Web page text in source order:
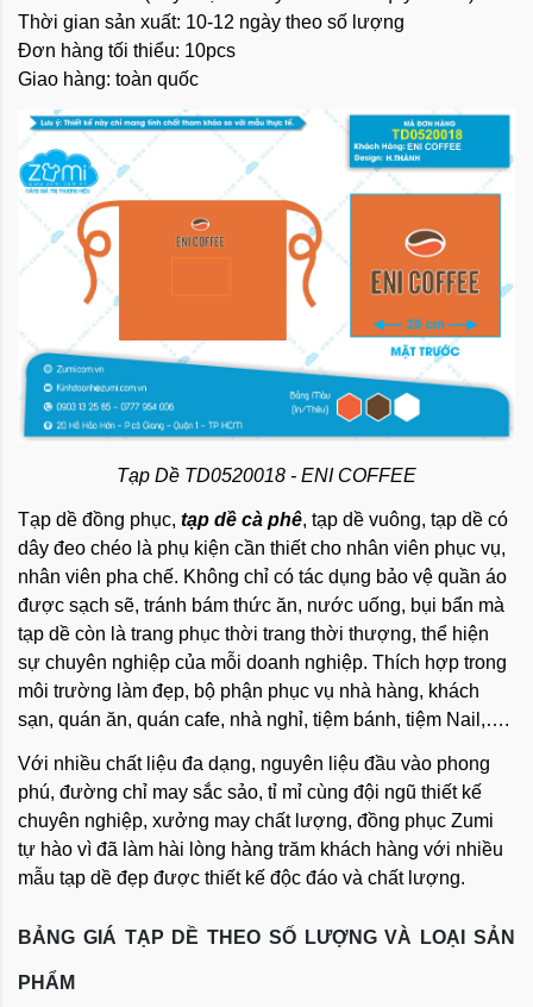
Thời gian sản xuất: 10-12 ngày theo số lượng
Đơn hàng tối thiểu: 10pcs
Giao hàng: toàn quốc
Tạp Dề TD0520018 - ENI COFFEE
Tạp dề đồng phục, tạp dề cà phê, tạp dề vuông, tạp dề có
dây đeo chéo là phụ kiện cần thiết cho nhân viên phục vụ,
nhân viên pha chế. Không chỉ có tác dụng bảo vệ quần áo
được sạch sẽ, tránh bám thức ăn, nước uống, bụi bẩn mà
tạp dề còn là trang phục thời trang thời thượng, thể hiện
sự chuyên nghiệp của mỗi doanh nghiệp. Thích hợp trong
môi trường làm đẹp, bộ phận phục vụ nhà hàng, khách
sạn, quán ăn, quán cafe, nhà nghỉ, tiệm bánh, tiệm Nail,….
Với nhiều chất liệu đa dạng, nguyên liệu đầu vào phong
phú, đường chỉ may sắc sảo, tỉ mỉ cùng đội ngũ thiết kế
chuyên nghiệp, xưởng may chất lượng, đồng phục Zumi
tự hào vì đã làm hài lòng hàng trăm khách hàng với nhiều
mẫu tạp dề đẹp được thiết kế độc đáo và chất lượng.
BẢNG GIÁ TẠP DỀ THEO SỐ LƯỢNG VÀ LOẠI SẢN
PHẨM